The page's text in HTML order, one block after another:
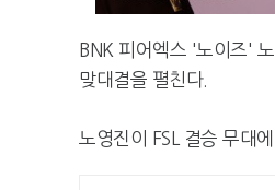
BNK 피어엑스 '노이즈'
맞대결을 펼친다.
노영진이 FSL 결승 무대